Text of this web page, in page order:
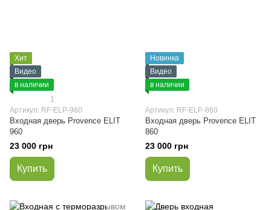
Хит
Видео
в наличии
1
Артикул: RF-ELP-960
Входная дверь Provence ELIT
960
23 000 грн
Купить
Новинка
Видео
в наличии
Артикул: RF-ELP-860
Входная дверь Provence ELIT
860
23 000 грн
Купить